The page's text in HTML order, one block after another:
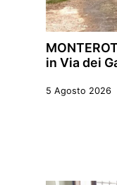
in Via dei
5 Agosto 2026